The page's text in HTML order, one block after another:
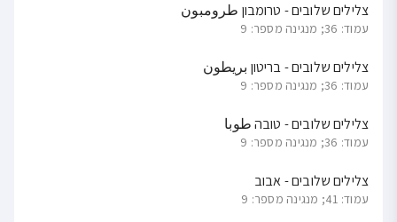
צלילים שלובים - טרומבון طرومبون
עמוד: 36; מנגינה מספר: 9
צלילים שלובים - בריטון بريطون
עמוד: 36; מנגינה מספר: 9
צלילים שלובים - טובה طوبا
עמוד: 36; מנגינה מספר: 9
צלילים שלובים - אבוב
עמוד: 41; מנגינה מספר: 9